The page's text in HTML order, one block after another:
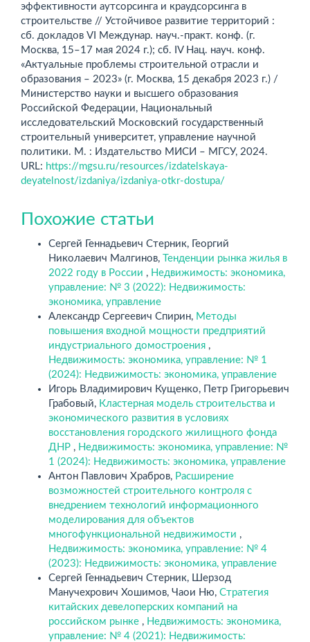
эффективности аутсорсинга и краудсорсинга в
строительстве // Устойчивое развитие территорий :
сб. докладов VI Междунар. науч.-практ. конф. (г.
Москва, 15–17 мая 2024 г.); сб. IV Нац. науч. конф.
«Актуальные проблемы строительной отрасли и
образования – 2023» (г. Москва, 15 декабря 2023 г.) /
Министерство науки и высшего образования
Российской Федерации, Национальный
исследовательский Московский государственный
строительный университет, управление научной
политики. М. : Издательство МИСИ – МГСУ, 2024.
URL: https://mgsu.ru/resources/izdatelskaya-
deyatelnost/izdaniya/izdaniya-otkr-dostupa/
Похожие статьи
Сергей Геннадьевич Стерник, Георгий
Николаевич Малгинов,
Тенденции рынка жилья в
2022 году в России , Недвижимость: экономика,
управление: № 3 (2022): Недвижимость:
экономика, управление
Александр Сергеевич Спирин, Методы
повышения входной мощности предприятий
индустриального домостроения ,
Недвижимость: экономика, управление: № 1
(2024): Недвижимость: экономика, управление
Игорь Владимирович Кущенко, Петр Григорьевич
Грабовый, Кластерная модель строительства и
экономического развития в условиях
восстановления городского жилищного фонда
ДНР , Недвижимость: экономика, управление: №
1 (2024): Недвижимость: экономика, управление
Антон Павлович Храбров, Расширение
возможностей строительного контроля с
внедрением технологий информационного
моделирования для объектов
многофункциональной недвижимости ,
Недвижимость: экономика, управление: № 4
(2023): Недвижимость: экономика, управление
Сергей Геннадьевич Стерник, Шерзод
Манучехрович Хошимов, Чаои Ню, Стратегия
китайских девелоперских компаний на
российском рынке , Недвижимость: экономика,
управление: № 4 (2021): Недвижимость: